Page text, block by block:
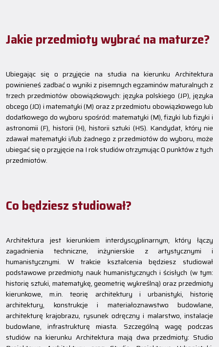
Jakie przedmioty wybrać na maturze?
Ubiegając się o przyjęcie na studia na kierunku Architektura
powinieneś zadbać o wyniki z pisemnych egzaminów maturalnych z
trzech przedmiotów obowiązkowych: języka polskiego (JP), języka
obcego (JO) i matematyki (M) oraz z przedmiotu obowiązkowego lub
dodatkowego do wyboru spośród: matematyki (M), fizyki lub fizyki i
astronomii (F), historii (H), historii sztuki (HS). Kandydat, który nie
zdawał matematyki i/lub żadnego z przedmiotów do wyboru, może
ubiegać się o przyjęcie na I rok studiów otrzymując 0 punktów z tych
przedmiotów.
Co będziesz studiował?
Architektura jest kierunkiem interdyscyplinarnym, który łączy
zagadnienia techniczne, inżynierskie z artystycznymi i
humanistycznymi. W trakcie kształcenia będziesz studiował
podstawowe przedmioty nauk humanistycznych i ścisłych (w tym:
historię sztuki, matematykę, geometrię wykreślną) oraz przedmioty
kierunkowe, m.in. teorię architektury i urbanistyki, historię
architektury, konstrukcje i materiałoznawstwo budowlane,
architekturę krajobrazu, rysunek odręczny i malarstwo, instalacje
budowlane, infrastrukturę miasta. Szczególną wagę podczas
studiów na kierunku Architektura mają dwa przedmioty: Studio